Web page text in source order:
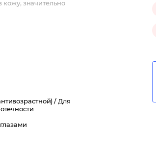
кожу, значительно
/Для